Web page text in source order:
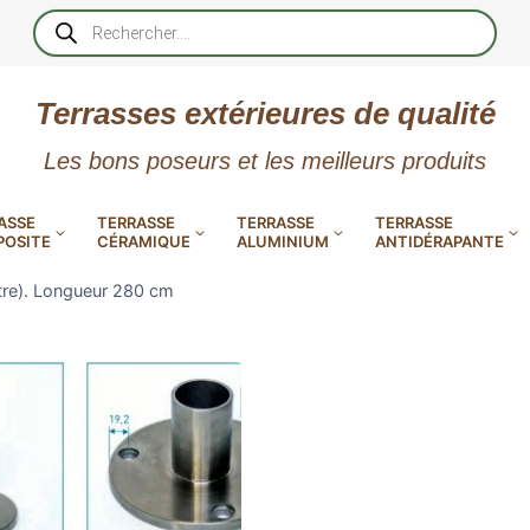
Recherche
de
produits
Terrasses extérieures de qualité
Les bons poseurs et les meilleurs produits
TERRASSE
CÉRAMIQUE
TERRASSE
ALUMINIUM
XtremDeck : Lames de terrasse
en aluminium incombustibles
TERRASSE
ANTIDÉRAPANTE
CALES RÉGLABLES
POUR TERRASSE
LAMES DE BARDAGE
XTRACLAD « CLIN »
Longueur 280 cm